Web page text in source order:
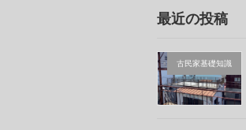
最近の投稿
古民家基礎知識